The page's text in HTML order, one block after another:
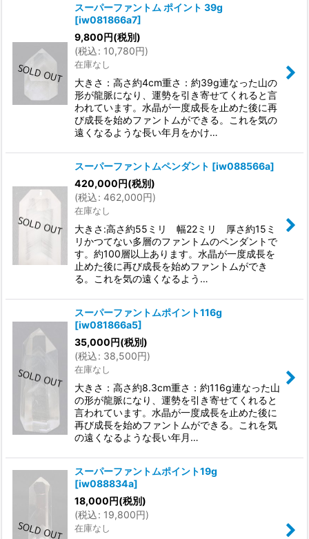
スーパーファントム ポイント 39g
[iw081866a7]
9,800円(税別)
(税込: 10,780円)
在庫なし
大きさ：高さ約4cm重さ：約39g連なった山の
形が龍脈になり、運勢を引き寄せてくれると言
われています。水晶が一度成長を止めた後に再
び成長を始めファントムができる。これを気の
遠くなるような長い年月をかけ…
スーパーファントムペンダント [iw088566a]
420,000円(税別)
(税込: 462,000円)
在庫なし
大きさ:高さ約55ミリ 幅22ミリ 厚さ約15ミ
リかつてない多層のファントムのペンダントで
す。約100層以上あります。水晶が一度成長を
止めた後に再び成長を始めファントムができ
る。これを気の遠くなるよう…
スーパーファントムポイント116g
[iw081866a5]
35,000円(税別)
(税込: 38,500円)
在庫なし
大きさ：高さ約8.3cm重さ：約116g連なった山
の形が龍脈になり、運勢を引き寄せてくれると
言われています。水晶が一度成長を止めた後に
再び成長を始めファントムができる。これを気
の遠くなるような長い年月…
スーパーファントムポイント19g
[iw088834a]
18,000円(税別)
(税込: 19,800円)
在庫なし